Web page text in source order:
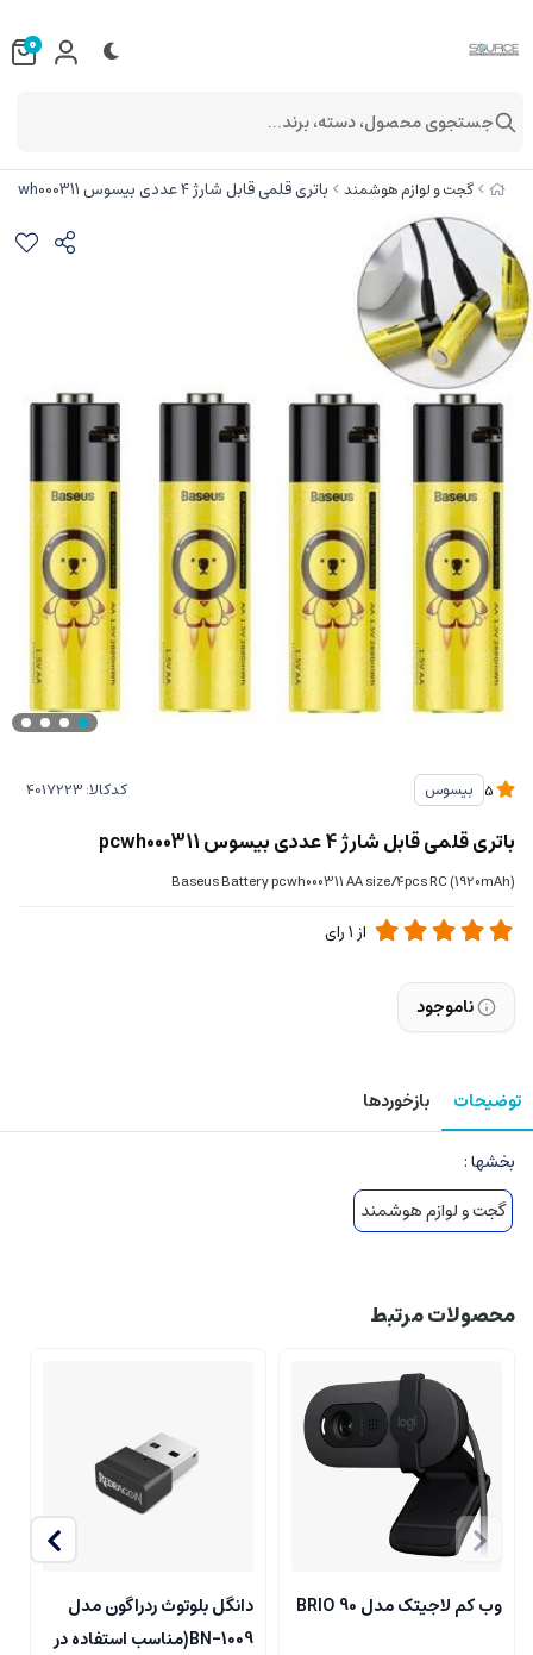
گجت و لوازم هوشمند باتری قلمی قابل شارژ 4 عددی بیسوس pcwh000311
بیسوس کدکالا:
باتری قلمی قابل شارژ 4 عددی بیسوس pcwh000311
Baseus Battery pcwh000311 AA size/4pcs RC (1920mAh)
از 1رای
ناموجود
توضیحات بازخوردها
بخشها :
گجت و لوازم هوشمند
محصولات مرتبط
وب کم لاجیتک مدل BRIO 90
دانگل بلوتوث ردراگون مدل
BN-1009(مناسب استفاده در
0
جستجوی محصول، دسته، برند...